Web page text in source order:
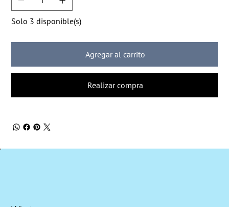
Solo 3 disponible(s)
Agregar al carrito
Realizar compra